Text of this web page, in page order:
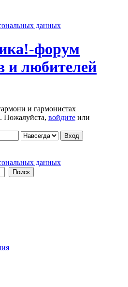
данных
форум
и любителей
. Пожалуйста, войдите или
данных